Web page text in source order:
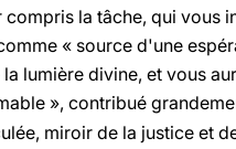
la tâche, qui vous
« source d'une
lumière divine, et vous
», contribué
miroir de la justice et